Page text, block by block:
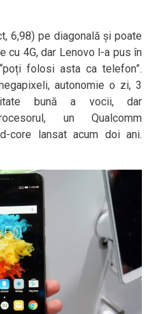
6,98) pe diagonală și poate
cu 4G, dar Lenovo l-a pus în
folosi asta ca telefon”.
autonomie o zi, 3
bună a vocii, dar
un Qualcomm
core lansat acum doi ani.